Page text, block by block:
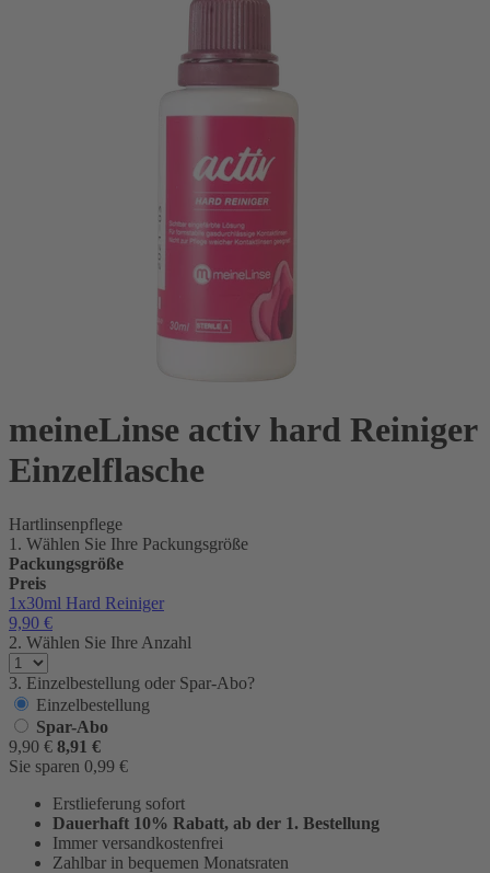
meineLinse activ hard Reiniger
Einzelflasche
Hartlinsenpflege
1. Wählen Sie Ihre Packungsgröße
Packungsgröße
Preis
1x30ml Hard Reiniger
9,90 €
2. Wählen Sie Ihre Anzahl
3. Einzelbestellung oder Spar-Abo?
Einzelbestellung
Spar-Abo
9,90 € 8,91 €
Sie sparen 0,99 €
Erstlieferung sofort
Dauerhaft 10% Rabatt, ab der 1. Bestellung
Immer versandkostenfrei
Zahlbar in bequemen Monatsraten